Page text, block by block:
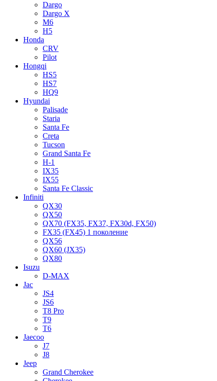
Dargo
Dargo X
M6
H5
Honda
CRV
Pilot
Hongqi
HS5
HS7
HQ9
Hyundai
Palisade
Staria
Santa Fe
Creta
Tucson
Grand Santa Fe
H-1
IX35
IX55
Santa Fe Classic
Infiniti
QX30
QX50
QX70 (FX35, FX37, FX30d, FX50)
FX35 (FX45) 1 поколение
QX56
QX60 (JX35)
QX80
Isuzu
D-MAX
Jac
JS4
JS6
T8 Pro
T9
T6
Jaecoo
J7
J8
Jeep
Grand Cherokee